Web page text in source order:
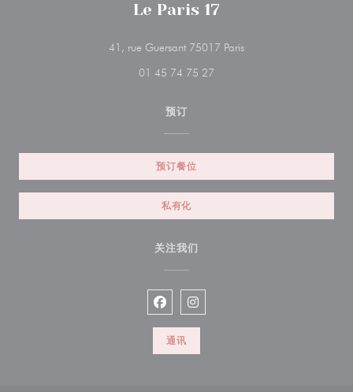
Le Paris 17
41, rue Guersant 75017 Paris((在新窗口中打开))
01 45 74 75 27
预订
预订餐位
私有化
关注我们
Facebook ((在新窗口中打开))
Instagram ((在新窗口中打开))
通讯